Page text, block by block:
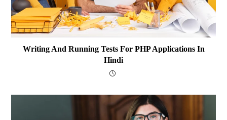
Writing And Running Tests For PHP Applications In
Hindi